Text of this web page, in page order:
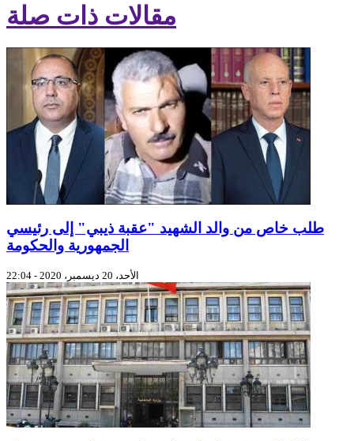
مقالات ذات صلة
طلب خاص من والد الشهيد "عقبة ذيبي" إلى رئيسي
الجمهورية والحكومة
الأحد، 20 ديسمبر، 2020 - 22:04